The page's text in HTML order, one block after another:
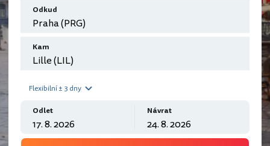
Odkud
Kam
Flexibilní ± 3 dny
Odlet Návrat